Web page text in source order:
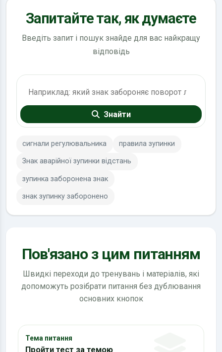
Запитайте так, як думаєте
Введіть запит і пошук знайде для вас найкращу
відповідь
Знайти
сигнали регулювальника правила зупинки
Знак аварійної зупинки відстань
зупинка заборонена знак
знак зупинку заборонено
Пов'язано з цим питанням
Швидкі переходи до тренувань і матеріалів, які
допоможуть розібрати питання без дублювання
основних кнопок
Тема питання
Пройти тест за темою